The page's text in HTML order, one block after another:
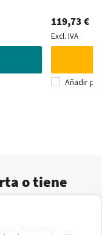
119,73 €
Excl. IVA
Añadir
o tiene